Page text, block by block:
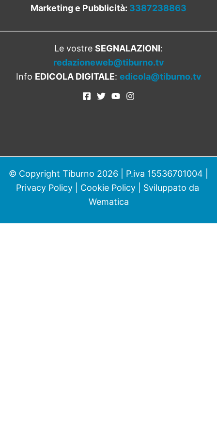
Marketing e Pubblicità: 3387238863
Le vostre SEGNALAZIONI:
redazioneweb@tiburno.tv
Info EDICOLA DIGITALE: edicola@tiburno.tv
© Copyright Tiburno 2026 | P.iva 15536701004 |
Privacy Policy| Cookie Policy| Sviluppato da
Wematica